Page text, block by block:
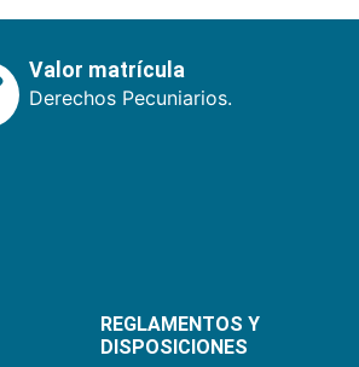
Valor matrícula
Derechos Pecuniarios.
REGLAMENTOS Y
DISPOSICIONES